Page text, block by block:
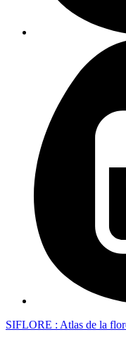
SIFLORE : Atlas de la